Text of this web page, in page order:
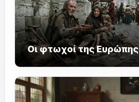
Οι φτωχοί της Ευρώπης